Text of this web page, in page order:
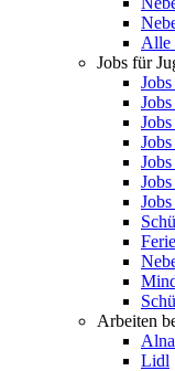
Alle
Jobs für
Arbeiten
Lidl